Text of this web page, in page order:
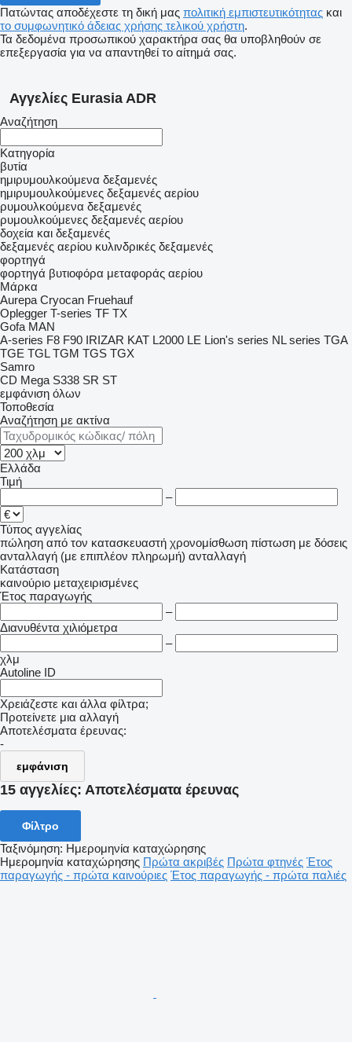
Πατώντας αποδέχεστε τη δική μας πολιτική εμπιστευτικότητας και
το συμφωνητικό άδειας χρήσης τελικού χρήστη.
Τα δεδομένα προσωπικού χαρακτήρα σας θα υποβληθούν σε
επεξεργασία για να απαντηθεί το αίτημά σας.
Αγγελίες Eurasia ADR
Αναζήτηση
Κατηγορία
βυτία
ημιρυμουλκούμενα δεξαμενές
ημιρυμουλκούμενες δεξαμενές αερίου
ρυμουλκούμενα δεξαμενές
ρυμουλκούμενες δεξαμενές αερίου
δοχεία και δεξαμενές
δεξαμενές αερίου κυλινδρικές δεξαμενές
φορτηγά
φορτηγά βυτιοφόρα μεταφοράς αερίου
Μάρκα
Aurepa Cryocan Fruehauf
Oplegger T-series TF TX
Gofa MAN
A-series F8 F90 IRIZAR KAT L2000 LE Lion's series NL series TGA
TGE TGL TGM TGS TGX
Samro
CD Mega S338 SR ST
εμφάνιση όλων
Τοποθεσία
Αναζήτηση με ακτίνα
Ελλάδα
Τιμή
–
Τύπος αγγελίας
πώληση από τον κατασκευαστή χρονομίσθωση πίστωση με δόσεις
ανταλλαγή (με επιπλέον πληρωμή) ανταλλαγή
Κατάσταση
καινούριο μεταχειρισμένες
Έτος παραγωγής
–
Διανυθέντα χιλιόμετρα
–
χλμ
Autoline ID
Χρειάζεστε και άλλα φίλτρα;
Προτείνετε μια αλλαγή
Αποτελέσματα έρευνας:
-
εμφάνιση
15 αγγελίες: Αποτελέσματα έρευνας
Φίλτρο
Ταξινόμηση: Ημερομηνία καταχώρησης
Ημερομηνία καταχώρησης Πρώτα ακριβές Πρώτα φτηνές Έτος
παραγωγής - πρώτα καινούριες Έτος παραγωγής - πρώτα παλιές